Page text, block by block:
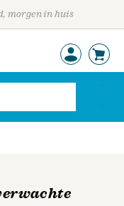
morgen in huis